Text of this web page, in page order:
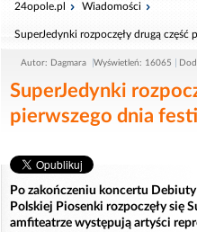
24opole.pl Wiadomości
SuperJedynki rozpoczęły drugą część
Autor: Dagmara Wyświetleń: 16065
SuperJedynki
pierwszego dnia
Po zakończeniu koncertu
Polskiej Piosenki rozpoczęły się
amfiteatrze występują artyści